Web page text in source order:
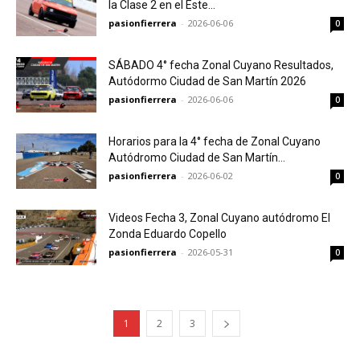
la Clase 2 en el Este...
pasionfierrera - 2026-06-06 0
SÁBADO 4° fecha Zonal Cuyano Resultados,
Autódormo Ciudad de San Martín 2026
pasionfierrera - 2026-06-06 0
Horarios para la 4° fecha de Zonal Cuyano
Autódromo Ciudad de San Martín…
pasionfierrera - 2026-06-02 0
Videos Fecha 3, Zonal Cuyano autódromo El
Zonda Eduardo Copello
pasionfierrera - 2026-05-31 0
1 2 3